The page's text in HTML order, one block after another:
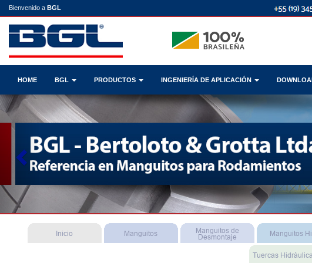
Bienvenido a BGL
HOME BGL PRODUCTOS INGENIERÍA DE APLICACIÓN
Previous